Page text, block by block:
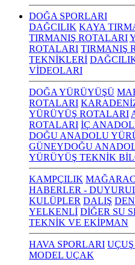
DOĞA SPORLARI
DAĞCILIK KAYA
TIRMANIŞ ROTALARI
ROTALARI TIRMANIŞ
TEKNİKLERİ
VİDEOLARI
DOĞA YÜRÜYÜŞÜ
ROTALARI
YÜRÜYÜŞ ROTALARI
ROTALARI İÇ
DOĞU ANADOLU
GÜNEYDOĞU
YÜRÜYÜŞ TEKNİK
KAMPÇILIK
HABERLER -
KULÜPLER DALIŞ
YELKENLİ DİĞER SU
TEKNİK VE EKİPMAN
HAVA SPORLARI
MODEL UÇAK